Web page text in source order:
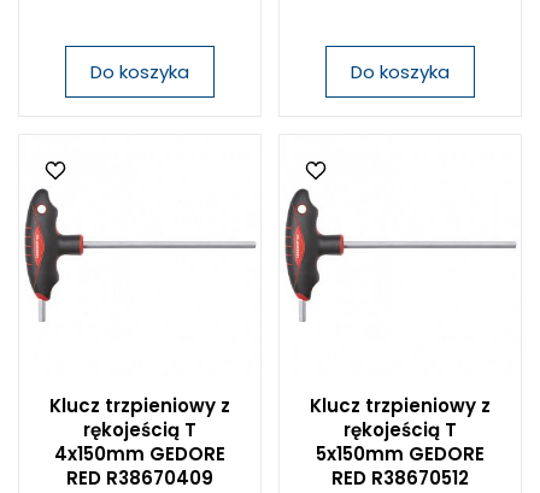
Do koszyka Do koszyka
Klucz trzpieniowy z
rękojeścią T
4x150mm GEDORE
RED R38670409
Klucz trzpieniowy z
rękojeścią T
5x150mm GEDORE
RED R38670512